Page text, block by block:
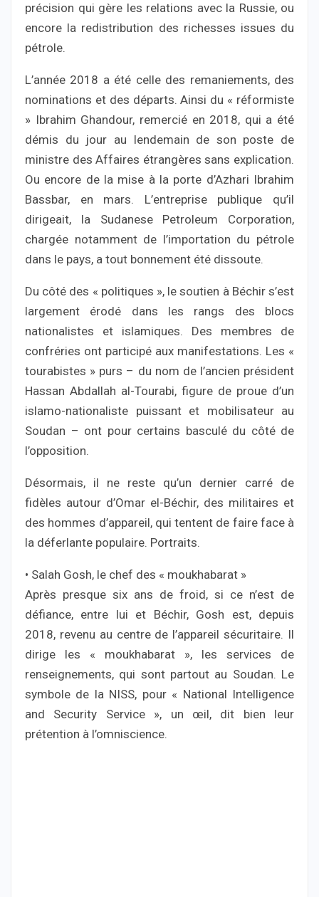
précision qui gère les relations avec la Russie, ou
encore la redistribution des richesses issues du
pétrole.
L’année 2018 a été celle des remaniements, des
nominations et des départs. Ainsi du « réformiste
» Ibrahim Ghandour, remercié en 2018, qui a été
démis du jour au lendemain de son poste de
ministre des Affaires étrangères sans explication.
Ou encore de la mise à la porte d’Azhari Ibrahim
Bassbar, en mars. L’entreprise publique qu’il
dirigeait, la Sudanese Petroleum Corporation,
chargée notamment de l’importation du pétrole
dans le pays, a tout bonnement été dissoute.
Du côté des « politiques », le soutien à Béchir s’est
largement érodé dans les rangs des blocs
nationalistes et islamiques. Des membres de
confréries ont participé aux manifestations. Les «
tourabistes » purs – du nom de l’ancien président
Hassan Abdallah al-Tourabi, figure de proue d’un
islamo-nationaliste puissant et mobilisateur au
Soudan – ont pour certains basculé du côté de
l’opposition.
Désormais, il ne reste qu’un dernier carré de
fidèles autour d’Omar el-Béchir, des militaires et
des hommes d’appareil, qui tentent de faire face à
la déferlante populaire. Portraits.
• Salah Gosh, le chef des « moukhabarat »
Après presque six ans de froid, si ce n’est de
défiance, entre lui et Béchir, Gosh est, depuis
2018, revenu au centre de l’appareil sécuritaire. Il
dirige les « moukhabarat », les services de
renseignements, qui sont partout au Soudan. Le
symbole de la NISS, pour « National Intelligence
and Security Service », un œil, dit bien leur
prétention à l’omniscience.